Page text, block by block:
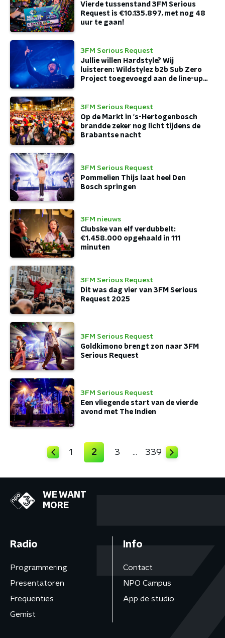
Vierde tussenstand 3FM Serious
Request is €10.135.897, met nog 48
uur te gaan!
3FM Serious Request
Jullie willen Hardstyle? Wij
luisteren: Wildstylez b2b Sub Zero
Project toegevoegd aan de line-up
3FM Serious Request
Op de Markt in 's-Hertogenbosch
brandde zeker nog licht tijdens de
Brabantse nacht
3FM Serious Request
Pommelien Thijs laat heel Den
Bosch springen
3FM nieuws
Clubske van elf verdubbelt:
€1.458.000 opgehaald in 111
minuten
3FM Serious Request
Dit was dag vier van 3FM Serious
Request 2025
3FM Serious Request
Goldkimono brengt zon naar 3FM
Serious Request
3FM Serious Request
Een vliegende start van de vierde
avond met The Indien
1 2 3 … 339
WE WANT
MORE
Radio
Programmering
Presentatoren
Frequenties
Gemist
Info
Contact
NPO Campus
App de studio